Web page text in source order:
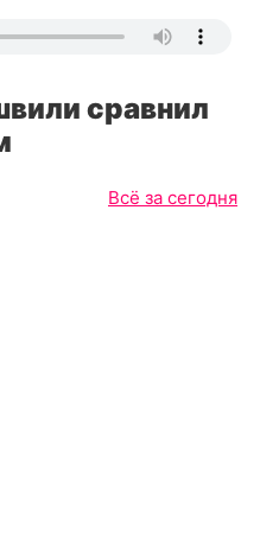
сравнил
Всё за сегодня